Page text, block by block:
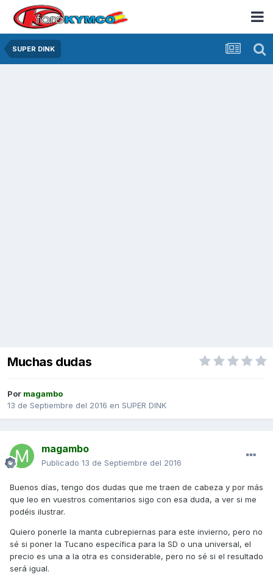
SUPER DINK
Muchas dudas
Por magambo
13 de Septiembre del 2016 en SUPER DINK
magambo
Publicado 13 de Septiembre del 2016
Buenos días, tengo dos dudas que me traen de cabeza y por más
que leo en vuestros comentarios sigo con esa duda, a ver si me
podéis ilustrar.
Quiero ponerle la manta cubrepiernas para este invierno, pero no
sé si poner la Tucano específica para la SD o una universal, el
precio es una a la otra es considerable, pero no sé si el resultado
será igual.